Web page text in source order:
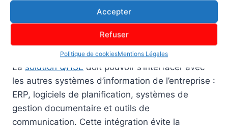
Accepter
Refuser
Politique de cookiesMentions Légales
Capacités d’intégration
La solution QHSE doit pouvoir s’interfacer avec
les autres systèmes d’information de l’entreprise :
ERP, logiciels de planification, systèmes de
gestion documentaire et outils de
communication. Cette intégration évite la